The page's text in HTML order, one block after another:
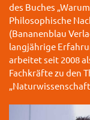
des Buches
Philosophische
(Bananenblau
langjährige
arbeitet seit 2008
Fachkräfte zu den